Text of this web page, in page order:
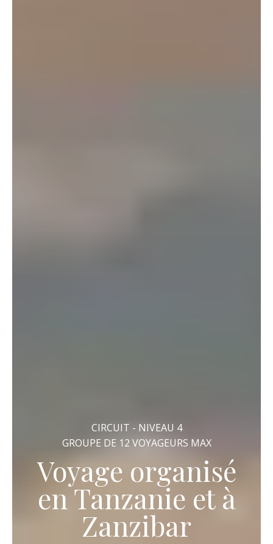
CIRCUIT - NIVEAU 4
GROUPE DE 12 VOYAGEURS MAX
Voyage organisé
en Tanzanie et à
Zanzibar